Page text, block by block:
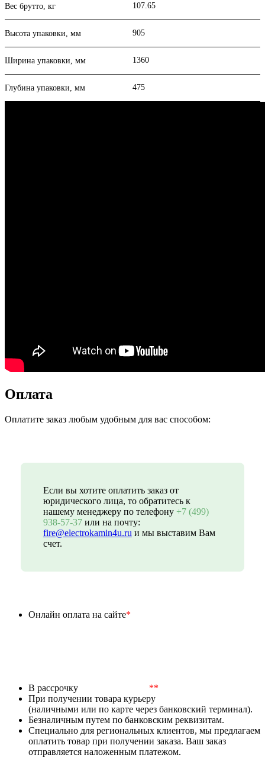
Вес брутто, кг 107.65
Высота упаковки, мм 905
Ширина упаковки, мм 1360
Глубина упаковки, мм 475
Оплата
Оплатите заказ любым удобным для вас способом:
Если вы хотите оплатить заказ от
юридического лица, то обратитесь к
нашему менеджеру по телефону +7 (499)
938-57-37или на почту:
fire@electrokamin4u.ru и мы выставим Вам
счет.
Онлайн оплата на сайте*
В рассрочку
**
При получении товара курьеру
(наличными или по карте через банковский терминал).
Безналичным путем по банковским реквизитам.
Специально для региональных клиентов, мы предлагаем
оплатить товар при получении заказа. Ваш заказ
отправляется наложенным платежом.